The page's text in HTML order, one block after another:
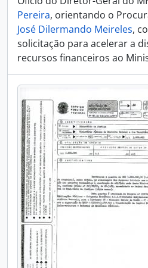
Pereira, orientando o
José Dilermando Meireles,
solicitação para acelerar a
recursos financeiros ao